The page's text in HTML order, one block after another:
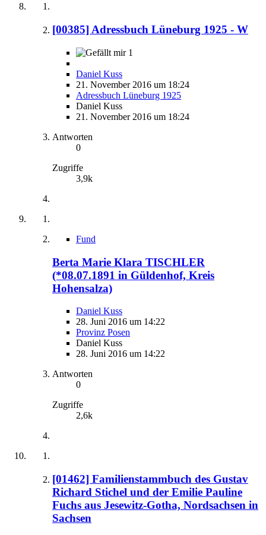
[00385] Adressbuch Lüneburg 1925 - W
1
Daniel Kuss
21. November 2016 um 18:24
Adressbuch Lüneburg 1925
Daniel Kuss
21. November 2016 um 18:24
Antworten
0
Zugriffe
3,9k
Fund
Berta Marie Klara TISCHLER
(*08.07.1891 in Güldenhof, Kreis
Hohensalza)
Daniel Kuss
28. Juni 2016 um 14:22
Provinz Posen
Daniel Kuss
28. Juni 2016 um 14:22
Antworten
0
Zugriffe
2,6k
[01462] Familienstammbuch des Gustav
Richard Stichel und der Emilie Pauline
Fuchs aus Jesewitz-Gotha, Nordsachsen in
Sachsen